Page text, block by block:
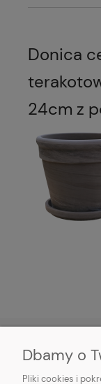
Donica
24cm z
HORTICENTER.PL
Dbamy o
Pliki cookies i